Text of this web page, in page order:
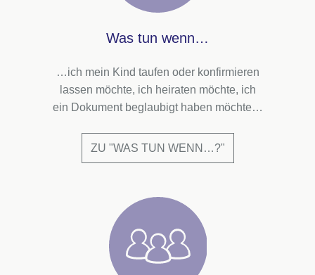
Was tun wenn…
…ich mein Kind taufen oder konfirmieren
lassen möchte, ich heiraten möchte, ich
ein Dokument beglaubigt haben möchte…
ZU "WAS TUN WENN…?"